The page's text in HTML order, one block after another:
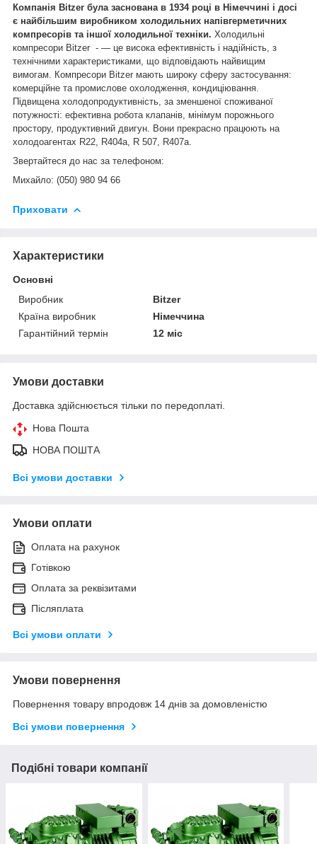
Компанія Bitzer була заснована в 1934 році в Німеччині і досі
є найбільшим виробником холодильних напівгерметичних
компресорів та іншої холодильної техніки. Холодильні
компресори Bitzer - — це висока ефективність і надійність, з
технічними характеристиками, що відповідають найвищим
вимогам. Компресори Bitzer мають широку сферу застосування:
комерційне та промислове охолодження, кондиціювання.
Підвищена холодопродуктивність, за зменшеної споживаної
потужності: ефективна робота клапанів, мінімум порожнього
простору, продуктивний двигун. Вони прекрасно працюють на
холодоагентах R22, R404a, R 507, R407a.
Звертайтеся до нас за телефоном:
Михайло: (050) 980 94 66
Приховати
Характеристики
Основні
Виробник
Bitzer
Країна виробник
Німеччина
Гарантійний термін
12 міс
Умови доставки
Доставка здійснюється тільки по передоплаті.
Нова Пошта
НОВА ПОШТА
Всі умови доставки
Умови оплати
Оплата на рахунок
Готівкою
Оплата за реквізитами
Післяплата
Всі умови оплати
Умови повернення
Повернення товару впродовж 14 днів за домовленістю
Всі умови повернення
Подібні товари компанії